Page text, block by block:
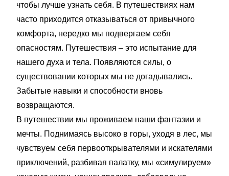
чтобы лучше узнать себя. В путешествиях нам
часто приходится отказываться от привычного
комфорта, нередко мы подвергаем себя
опасностям. Путешествия – это испытание для
нашего духа и тела. Появляются силы, о
существовании которых мы не догадывались.
Забытые навыки и способности вновь
возвращаются.
В путешествии мы проживаем наши фантазии и
мечты. Поднимаясь высоко в горы, уходя в лес, мы
чувствуем себя первооткрывателями и искателями
приключений, разбивая палатку, мы «симулируем»